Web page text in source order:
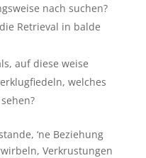
nach suchen?
Retrieval in balde
auf diese weise
welches
‘ne Beziehung
Verkrustungen